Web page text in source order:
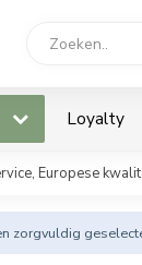
Loyalty
Europese
zorgvuldig